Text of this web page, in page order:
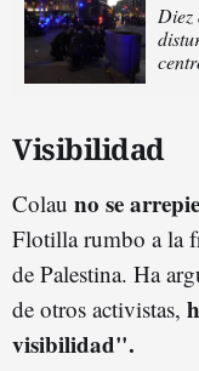
Diez
Visibilidad
Colau no se
Flotilla rumbo a la
de Palestina. Ha
de otros activistas,
visibilidad".